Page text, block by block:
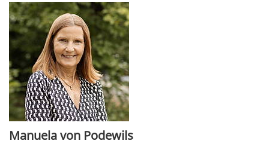
Manuela von Podewils